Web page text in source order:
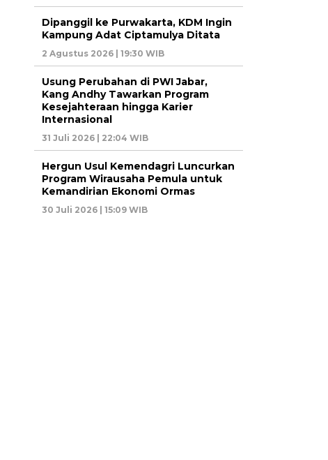
Dipanggil ke Purwakarta, KDM Ingin
Kampung Adat Ciptamulya Ditata
2 Agustus 2026 | 19:30 WIB
Usung Perubahan di PWI Jabar,
Kang Andhy Tawarkan Program
Kesejahteraan hingga Karier
Internasional
31 Juli 2026 | 22:04 WIB
Hergun Usul Kemendagri Luncurkan
Program Wirausaha Pemula untuk
Kemandirian Ekonomi Ormas
30 Juli 2026 | 15:09 WIB